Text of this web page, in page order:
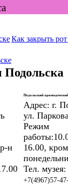
Как закрыть
Подольска
н
Подольский
Адрес: г.
ул.
Режим
16.00,
Тел. музея:
+7(4967)57-